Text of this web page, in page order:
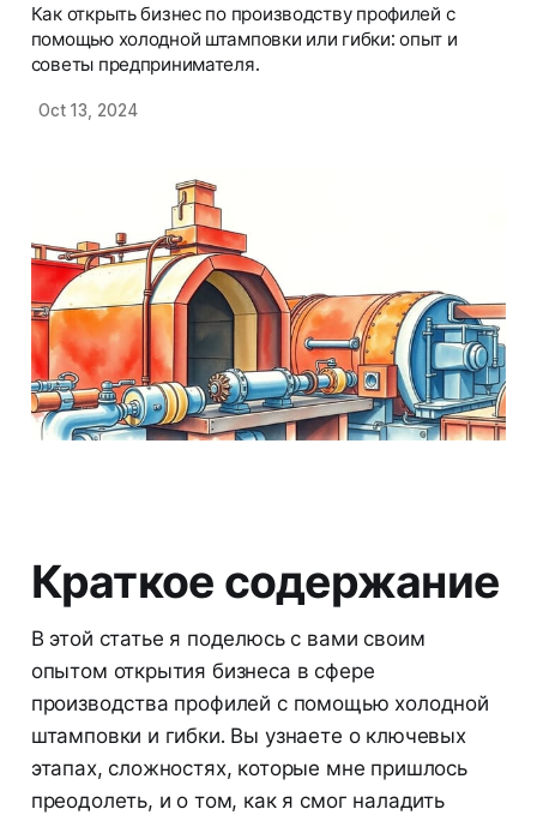
Как открыть бизнес по производству профилей с
помощью холодной штамповки или гибки: опыт и
советы предпринимателя.
Oct 13, 2024
Краткое содержание
В этой статье я поделюсь с вами своим
опытом открытия бизнеса в сфере
производства профилей с помощью холодной
штамповки и гибки. Вы узнаете о ключевых
этапах, сложностях, которые мне пришлось
преодолеть, и о том, как я смог наладить